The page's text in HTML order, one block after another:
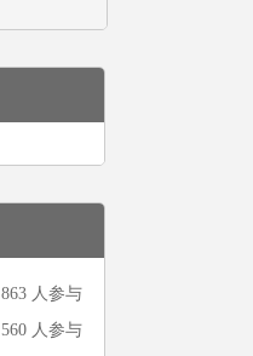
863 人参与
560 人参与